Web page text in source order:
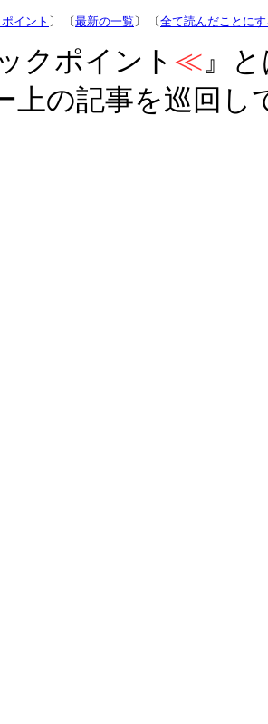
イント 〕 〔最新の一覧 〕 〔全て読んだことに
クポイント ≪』
上の記事を巡回